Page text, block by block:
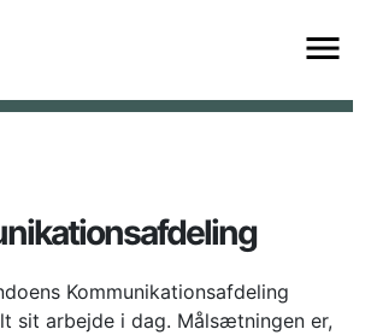
Kommunikationsafdeling
sit arbejde i dag. Målsætningen er,